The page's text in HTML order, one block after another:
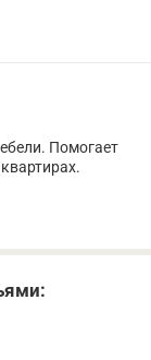
Помогает